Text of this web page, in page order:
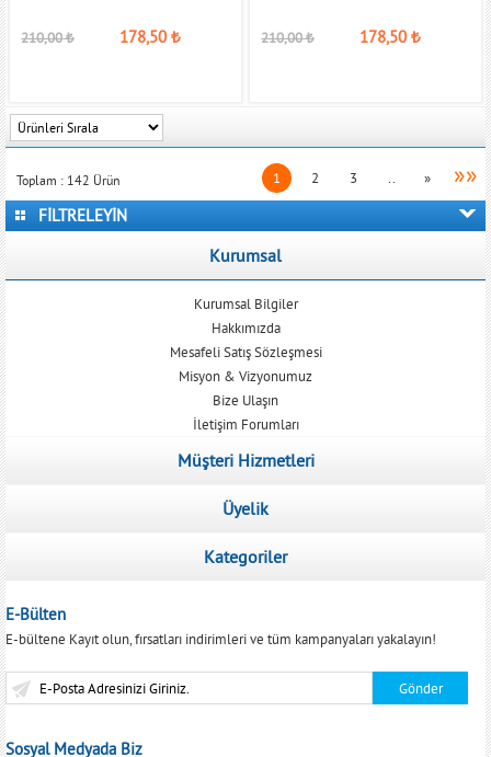
210,00₺ 178,50₺ 210,00₺ 178,50₺
Toplam : 142 Ürün 1 2 3 .. » »»
FİLTRELEYİN
Kurumsal
Kurumsal Bilgiler
Hakkımızda
Mesafeli Satış Sözleşmesi
Misyon & Vizyonumuz
Bize Ulaşın
İletişim Forumları
Müşteri Hizmetleri
Üyelik
Kategoriler
E-Bülten
E-bültene Kayıt olun, fırsatları indirimleri ve tüm kampanyaları yakalayın!
Sosyal Medyada Biz